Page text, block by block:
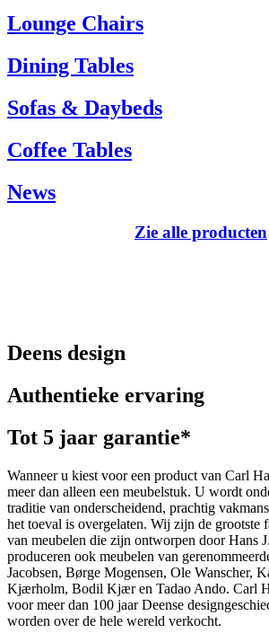
Tel.: +45 66 12 14 04
info@carlhansen.dk
Lounge Chairs
Dining Tables
Sofas & Daybeds
Coffee Tables
News
Zie alle producten
Deens design
Authentieke ervaring
Tot 5 jaar garantie*
Wanneer u kiest voor een product van Carl
meer dan alleen een meubelstuk. U wordt
traditie van onderscheidend, prachtig
het toeval is overgelaten. Wij zijn de grootste
van meubelen die zijn ontworpen door Hans
produceren ook meubelen van
Jacobsen, Børge Mogensen, Ole Wanscher,
Kjærholm, Bodil Kjær en Tadao Ando. Carl
voor meer dan 100 jaar Deense
worden over de hele wereld verkocht.